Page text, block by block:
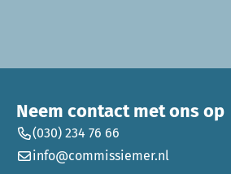
Neem contact met ons op
(030) 234 76 66
info@commissiemer.nl